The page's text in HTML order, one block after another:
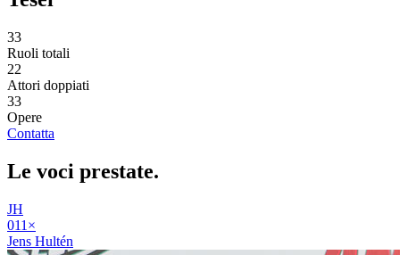
33
Ruoli totali
22
Attori doppiati
33
Opere
Contatta
Le voci prestate.
JH
011 ×
Jens Hultén